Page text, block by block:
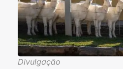
Divulgação